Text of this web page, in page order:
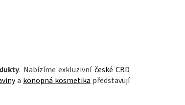
. Nabízíme exkluzivní české CBD
a konopná kosmetika představují